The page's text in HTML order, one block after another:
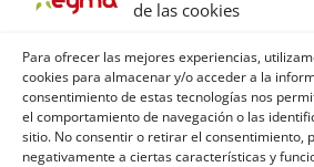
de las cookies
Para ofrecer las mejores experiencias,
cookies para almacenar y/o acceder a la
consentimiento de estas tecnologías nos
el comportamiento de navegación o las
sitio. No consentir o retirar el consentimiento,
negativamente a ciertas características y